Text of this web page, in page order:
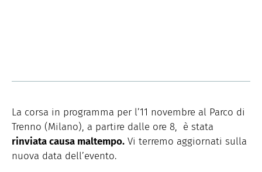
La corsa in programma per l’11 novembre al Parco di
Trenno (Milano), a partire dalle ore 8, è stata
rinviata causa maltempo. Vi terremo aggiornati sulla
nuova data dell’evento.